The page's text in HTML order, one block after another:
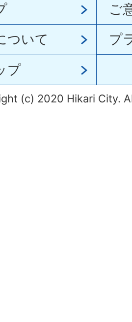
ご
ついて
プ
プ
(c) 2020 Hikari City.